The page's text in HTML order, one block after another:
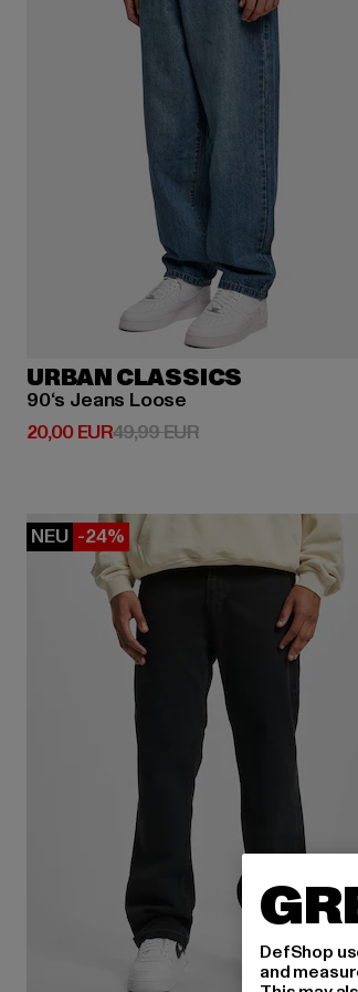
URBAN CLASSICS
90‘s Jeans Loose
20,00 EUR
Derzeitiger Preis: 20,00 EUR
49,99 EURAktionspreis: 49,99
NEU -24%
DefShop
and